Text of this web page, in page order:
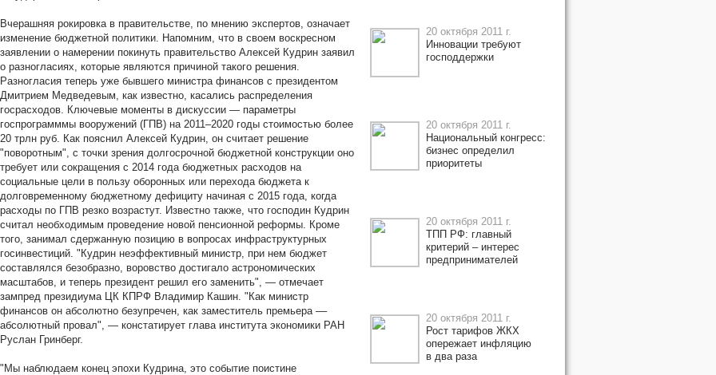
Вчерашняя рокировка в правительстве, по мнению экспертов, означает
изменение бюджетной политики. Напомним, что в своем воскресном
заявлении о намерении покинуть правительство Алексей Кудрин заявил
о разногласиях, которые являются причиной такого решения.
Разногласия теперь уже бывшего министра финансов с президентом
Дмитрием Медведевым, как известно, касались распределения
госрасходов. Ключевые моменты в дискуссии — параметры
госпрограмммы вооружений (ГПВ) на 2011–2020 годы стоимостью более
20 трлн руб. Как пояснил Алексей Кудрин, он считает решение
"поворотным", с точки зрения долгосрочной бюджетной конструкции оно
требует или сокращения с 2014 года бюджетных расходов на
социальные цели в пользу оборонных или перехода бюджета к
долговременному бюджетному дефициту начиная с 2015 года, когда
расходы по ГПВ резко возрастут. Известно также, что господин Кудрин
считал необходимым проведение новой пенсионной реформы. Кроме
того, занимал сдержанную позицию в вопросах инфраструктурных
госинвестиций. "Кудрин неэффективный министр, при нем бюджет
составлялся безобразно, воровство достигало астрономических
масштабов, и теперь президент решил его заменить", — отмечает
зампред президиума ЦК КПРФ Владимир Кашин. "Как министр
финансов он абсолютно безупречен, как заместитель премьера ––
абсолютный провал", — констатирует глава института экономики РАН
Руслан Гринберг.
"Мы наблюдаем конец эпохи Кудрина, это событие поистине
20 октября 2011 г.
Инновации требуют
господдержки
20 октября 2011 г.
Национальный конгресс:
бизнес определил
приоритеты
20 октября 2011 г.
ТПП РФ: главный
критерий – интерес
предпринимателей
20 октября 2011 г.
Рост тарифов ЖКХ
опережает инфляцию
в два раза